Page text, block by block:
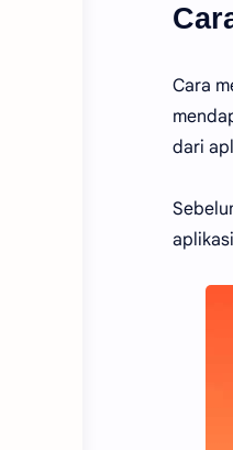
Cara
dari